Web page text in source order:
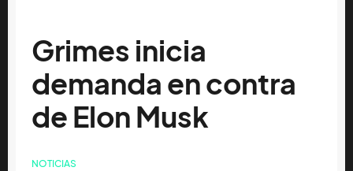
Grimes inicia
demanda en contra
de Elon Musk
NOTICIAS